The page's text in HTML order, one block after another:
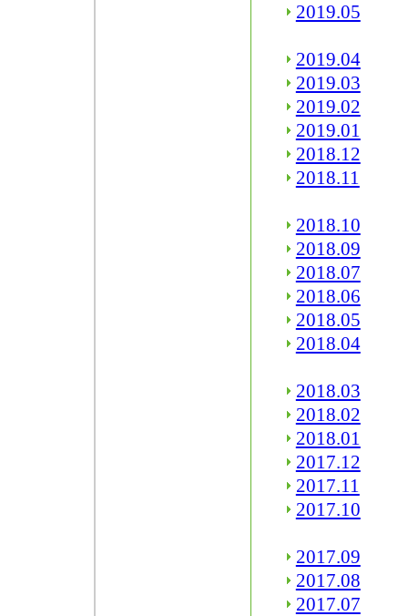
2019.05
2019.04
2019.03
2019.02
2019.01
2018.12
2018.11
2018.10
2018.09
2018.07
2018.06
2018.05
2018.04
2018.03
2018.02
2018.01
2017.12
2017.11
2017.10
2017.09
2017.08
2017.07